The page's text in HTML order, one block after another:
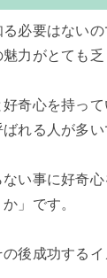
必要はない
力がとても乏
奇心を持っ
れる人が多い
い事に好奇
」です。
後成功する